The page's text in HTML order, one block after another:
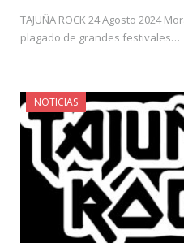
TAJUÑA ROCK 24 Agosto 2024
plagado de grandes festivales…
NOTICIAS